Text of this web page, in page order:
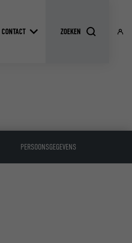
CONTACT
PERSOONSGEGEVENS